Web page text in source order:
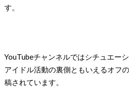
す。
YouTubeチャンネルではシチュエー
アイドル活動の裏側ともいえるオフ
稿されています。